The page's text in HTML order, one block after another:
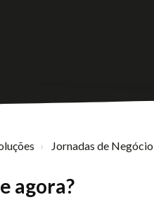
Jornadas de Negócio
agora?